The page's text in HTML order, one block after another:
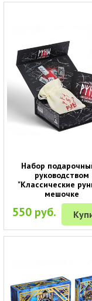
Набор
руководством
"Классические
мешочке
550 руб.